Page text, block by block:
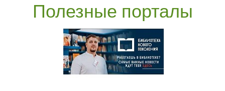
Полезные порталы